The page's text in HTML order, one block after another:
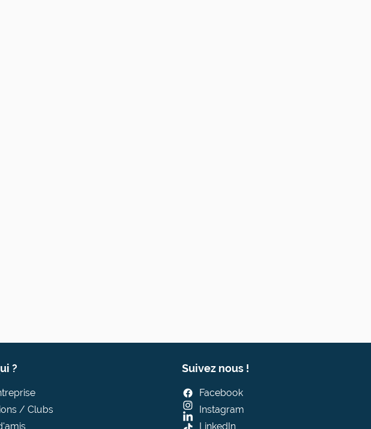
?
/ Clubs
Suivez nous !
Facebook
Instagram
LinkedIn